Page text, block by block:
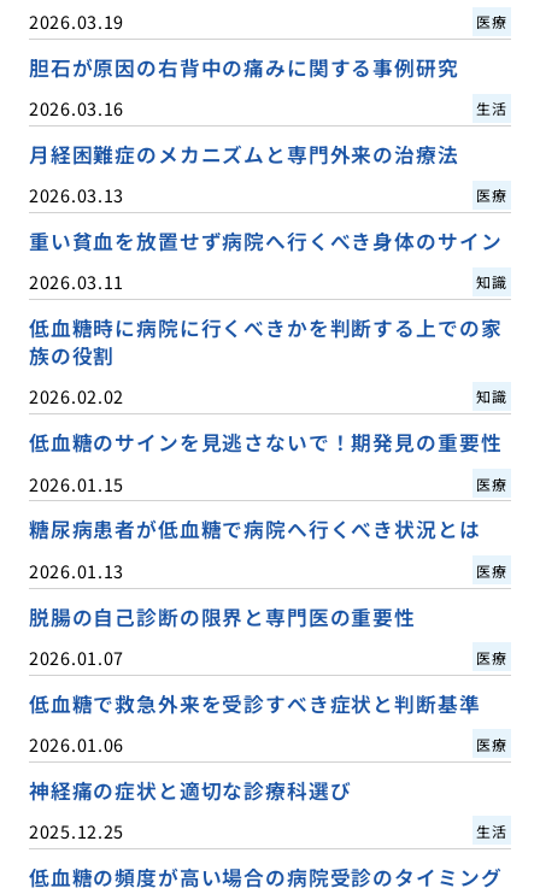
2026.03.19 医療
胆石が原因の右背中の痛みに関する事例研究
2026.03.16 生活
月経困難症のメカニズムと専門外来の治療法
2026.03.13 医療
重い貧血を放置せず病院へ行くべき身体のサイン
2026.03.11 知識
低血糖時に病院に行くべきかを判断する上での家
族の役割
2026.02.02 知識
低血糖のサインを見逃さないで！期発見の重要性
2026.01.15 医療
糖尿病患者が低血糖で病院へ行くべき状況とは
2026.01.13 医療
脱腸の自己診断の限界と専門医の重要性
2026.01.07 医療
低血糖で救急外来を受診すべき症状と判断基準
2026.01.06 医療
神経痛の症状と適切な診療科選び
2025.12.25 生活
低血糖の頻度が高い場合の病院受診のタイミング